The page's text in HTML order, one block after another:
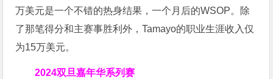
万美元是一个不错的热身结果，一个月后的WSOP。除
了那笔得分和主赛事胜利外，Tamayo的职业生涯收入仅
为15万美元。
2024双旦嘉年华系列赛